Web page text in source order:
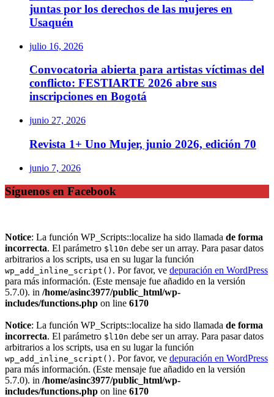
juntas por los derechos de las mujeres en
Usaquén
julio 16, 2026
Convocatoria abierta para artistas víctimas del
conflicto: FESTIARTE 2026 abre sus
inscripciones en Bogotá
junio 27, 2026
Revista 1+ Uno Mujer, junio 2026, edición 70
junio 7, 2026
Síguenos en Facebook
Notice: La función WP_Scripts::localize ha sido llamada de forma
incorrecta. El parámetro $l10n debe ser un array. Para pasar datos
arbitrarios a los scripts, usa en su lugar la función
wp_add_inline_script() . Por favor, ve depuración en WordPress
para más información. (Este mensaje fue añadido en la versión
5.7.0). in /home/asinc3977/public_html/wp-
includes/functions.php on line 6170
Notice: La función WP_Scripts::localize ha sido llamada de forma
incorrecta. El parámetro $l10n debe ser un array. Para pasar datos
arbitrarios a los scripts, usa en su lugar la función
wp_add_inline_script() . Por favor, ve depuración en WordPress
para más información. (Este mensaje fue añadido en la versión
5.7.0). in /home/asinc3977/public_html/wp-
includes/functions.php on line 6170